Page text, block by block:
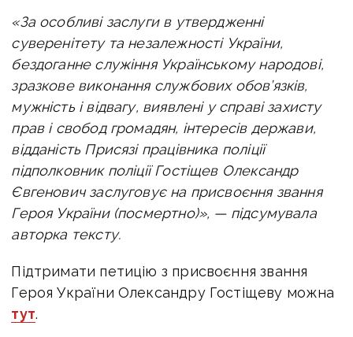
«За особливі заслуги в утвердженні
суверенітету та незалежності України,
бездоганне служіння Українському народові,
зразкове виконання службових обов’язків,
мужність і відвагу, виявлені у справі захисту
прав і свобод громадян, інтересів держави,
відданість Присязі працівника поліції
підполковник поліції Гостіщев Олександр
Євгенович заслуговує на присвоєння звання
Героя України (посмертно)», — підсумувала
авторка тексту.
Підтримати петицію з присвоєння звання
Героя України Олександру Гостіщеву можна
тут.